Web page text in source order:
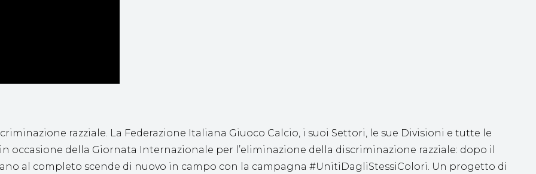
razziale. La Federazione Italiana Giuoco Calcio, i suoi Settori, le sue Divisioni e tutte le
della Giornata Internazionale per l’eliminazione della discriminazione razziale: dopo il
al completo scende di nuovo in campo con la campagna #UnitiDagliStessiColori. Un progetto di